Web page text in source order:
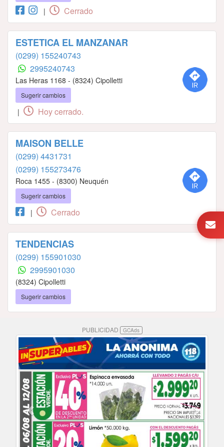
| Cerrado
ESTETICA EL MANZANAR
(0299) 155240743
2995240743
Las Heras 1168 - (8324) Cipolletti
Sugerir cambios
| Hoy cerrado.
MAISON BELLE
(0299) 4431731
(0299) 155273476
Roca 1455 - (8300) Neuquén
Sugerir cambios
| Cerrado
TENDENCIAS
(0299) 155901030
2995901030
(8324) Cipolletti
Sugerir cambios
PUBLICIDAD GCAds